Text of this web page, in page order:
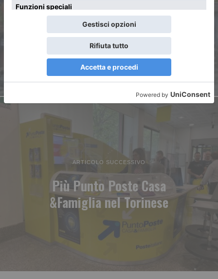
L’Ivrea Canoa Club si conferma
la società Campione d’Italia!
ARTICOLO SUCCESSIVO
Più Punto Poste Casa
&Famiglia nel Torinese